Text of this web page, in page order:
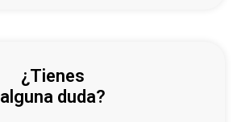
¿Tienes
alguna duda?